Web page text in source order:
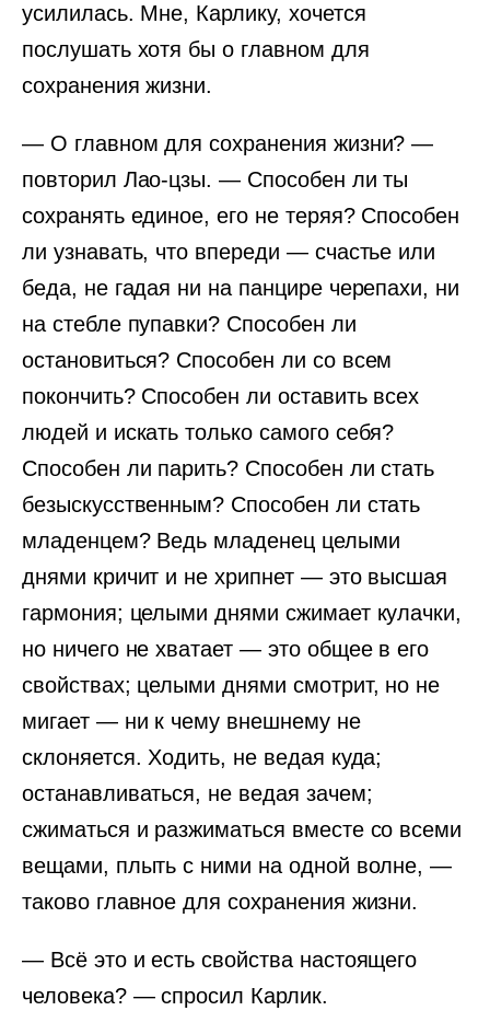
усилилась. Мне, Карлику, хочется
послушать хотя бы о главном для
сохранения жизни.
— О главном для сохранения жизни? —
повторил Лао-цзы. — Способен ли ты
сохранять единое, его не теряя? Способен
ли узнавать, что впереди — счастье или
беда, не гадая ни на панцире черепахи, ни
на стебле пупавки? Способен ли
остановиться? Способен ли со всем
покончить? Способен ли оставить всех
людей и искать только самого себя?
Способен ли парить? Способен ли стать
безыскусственным? Способен ли стать
младенцем? Ведь младенец целыми
днями кричит и не хрипнет — это высшая
гармония; целыми днями сжимает кулачки,
но ничего не хватает — это общее в его
свойствах; целыми днями смотрит, но не
мигает — ни к чему внешнему не
склоняется. Ходить, не ведая куда;
останавливаться, не ведая зачем;
сжиматься и разжиматься вместе со всеми
вещами, плыть с ними на одной волне, —
таково главное для сохранения жизни.
— Всё это и есть свойства настоящего
человека? — спросил Карлик.